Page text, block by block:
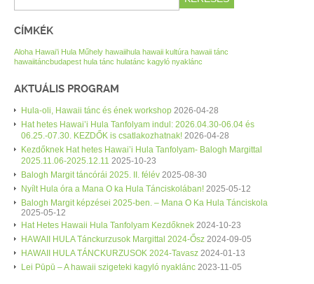
CÍMKÉK
Aloha Hawai’i Hula Műhely hawaiihula hawaii kultúra hawaii tánc
hawaiitáncbudapest hula tánc hulatánc kagyló nyaklánc
AKTUÁLIS PROGRAM
Hula-oli, Hawaii tánc és ének workshop 2026-04-28
Hat hetes Hawai’i Hula Tanfolyam indul: 2026.04.30-06.04 és
06.25.-07.30. KEZDŐK is csatlakozhatnak! 2026-04-28
Kezdőknek Hat hetes Hawai’i Hula Tanfolyam- Balogh Margittal
2025.11.06-2025.12.11 2025-10-23
Balogh Margit táncórái 2025. II. félév 2025-08-30
Nyílt Hula óra a Mana O ka Hula Tánciskolában! 2025-05-12
Balogh Margit képzései 2025-ben. – Mana O Ka Hula Tánciskola
2025-05-12
Hat Hetes Hawaii Hula Tanfolyam Kezdőknek 2024-10-23
HAWAII HULA Tánckurzusok Margittal 2024-Ősz 2024-09-05
HAWAII HULA TÁNCKURZUSOK 2024-Tavasz 2024-01-13
Lei Pūpū – A hawaii szigeteki kagyló nyaklánc 2023-11-05